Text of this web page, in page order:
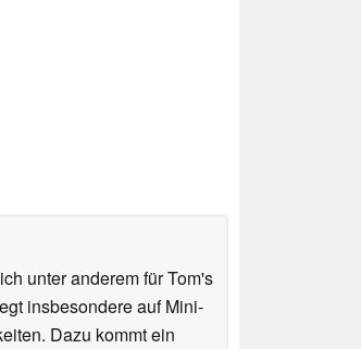
unter anderem für Tom's
insbesondere auf Mini-
Dazu kommt ein